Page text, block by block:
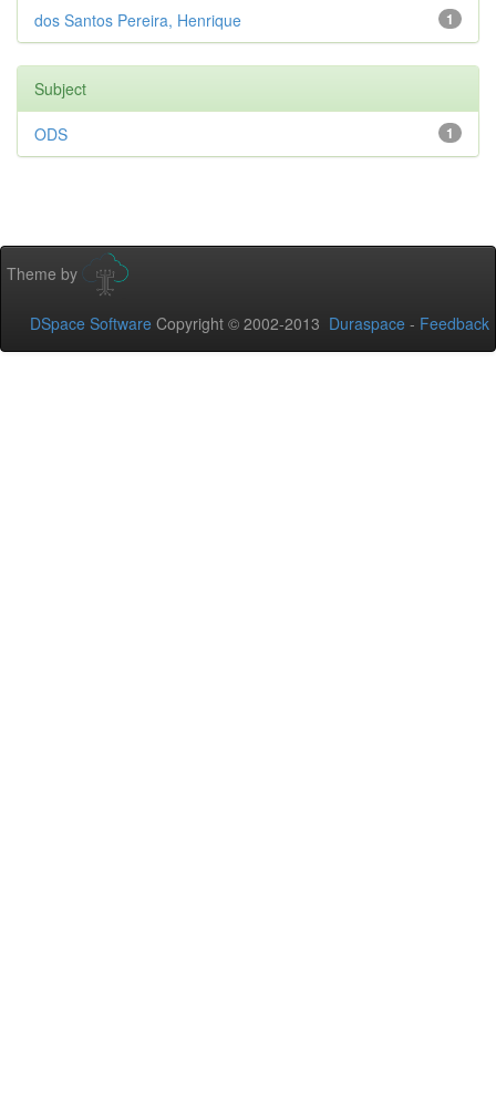
1
dos Santos Pereira, Henrique
Subject
1
ODS
Theme by
DSpace Software Copyright © 2002-2013 Duraspace - Feedback